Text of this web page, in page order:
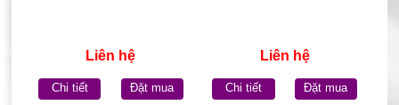
Liên hệ
Chi tiết Đặt mua
Liên hệ
Chi tiết Đặt mua